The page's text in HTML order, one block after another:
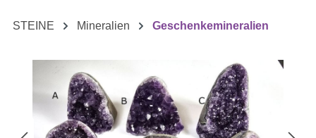
STEINE Mineralien Geschenkemineralien